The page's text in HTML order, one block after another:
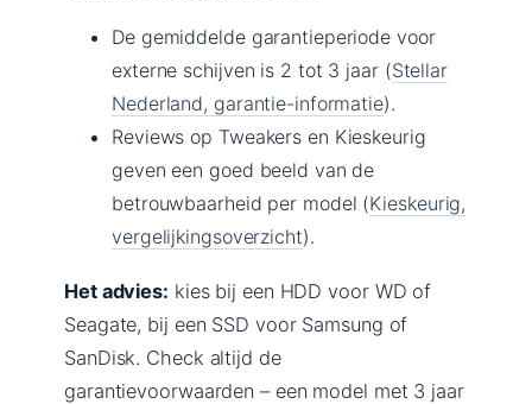
De gemiddelde garantieperiode voor
externe schijven is 2 tot 3 jaar (Stellar
Nederland, garantie-informatie).
Reviews op Tweakers en Kieskeurig
geven een goed beeld van de
betrouwbaarheid per model (Kieskeurig,
vergelijkingsoverzicht).
Het advies: kies bij een HDD voor WD of
Seagate, bij een SSD voor Samsung of
SanDisk. Check altijd de
garantievoorwaarden – een model met 3 jaar